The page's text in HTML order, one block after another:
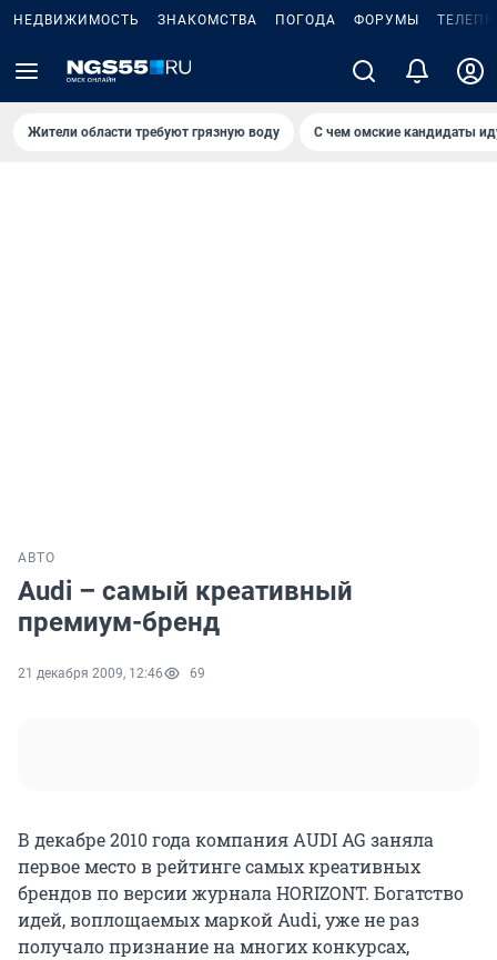
НЕДВИЖИМОСТЬ ЗНАКОМСТВА ПОГОДА ФОРУМЫ
Жители области требуют грязную воду С чем омские кандидаты
АВТО
Audi – самый креативный
премиум-бренд
21 декабря 2009, 12:46 69
В декабре 2010 года компания AUDI AG заняла
первое место в рейтинге самых креативных
брендов по версии журнала HORIZONT. Богатство
идей, воплощаемых маркой Audi, уже не раз
получало признание на многих конкурсах,